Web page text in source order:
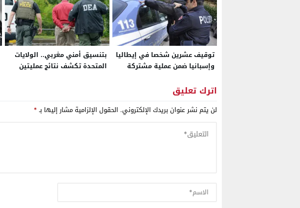
توقيف عشرين شخصا في إيطاليا
وإسبانيا ضمن عملية مشتركة
الحشيش انطلاقاً من المغرب نحو
مدن أوروبية
بتنسيق أمني مغربي.. الولايات
المتحدة تكشف نتائج عمليتين
اترك تعليق
لن يتم نشر عنوان بريدك الإلكتروني. الحقول الإلزامية مشار إليها بـ*